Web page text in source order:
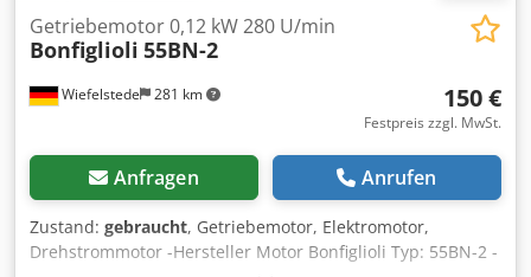
Wiefelstede 281 km
Getriebemotor 0,12 kW 280 U/min
Bonfiglioli 55BN-2
150 €
Festpreis zzgl. MwSt.
Anfragen Anrufen
Zustand: gebraucht, Getriebemotor, Elektromotor,
Drehstrommotor -Hersteller Motor Bonfiglioli Typ: 55BN-2 -